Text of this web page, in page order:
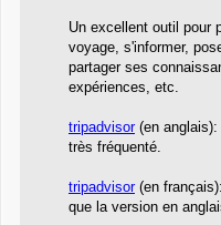
Un excellent outil pour
voyage, s'informer,
partager ses
expériences, etc.
tripadvisor(en anglais):
très fréquenté.
tripadvisor(en
que la version en